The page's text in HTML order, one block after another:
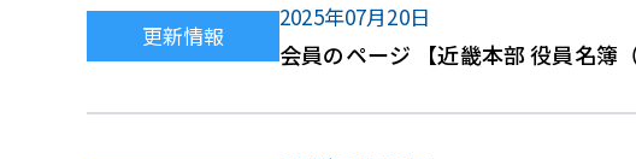
更新情報
2025年07月20日
会員のページ 【近畿本部 役員名簿